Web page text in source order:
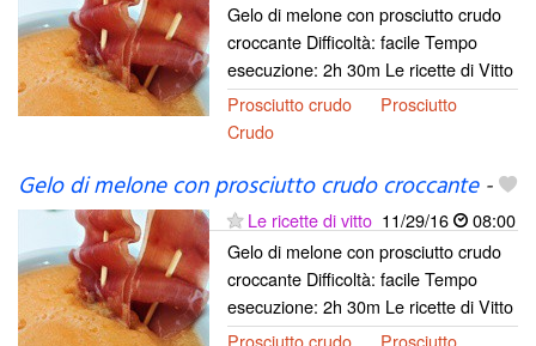
Gelo di melone con prosciutto crudo
croccante Difficoltà: facile Tempo
esecuzione: 2h 30m Le ricette di Vitto
Prosciutto crudo
Prosciutto
Crudo
Gelo di melone con prosciutto crudo croccante-
Le ricette di vitto 11/29/16
08:00
Gelo di melone con prosciutto crudo
croccante Difficoltà: facile Tempo
esecuzione: 2h 30m Le ricette di Vitto